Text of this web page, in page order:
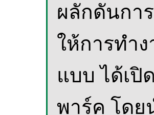
ผลักดันกา
ให้การทำ
แบบ ได้เปิ
พาร์ค โด